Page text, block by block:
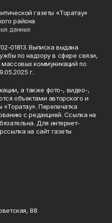
газеты «Торатау»
района
данных
01813. Выписка выдана
по надзору в сфере связи,
массовых коммуникаций по
г.
а также фото-, видео-,
объектами авторского и
«Торатау». Перепечатка
с редакцией. Ссылка на
Для интернет-
на сайт газеты
88